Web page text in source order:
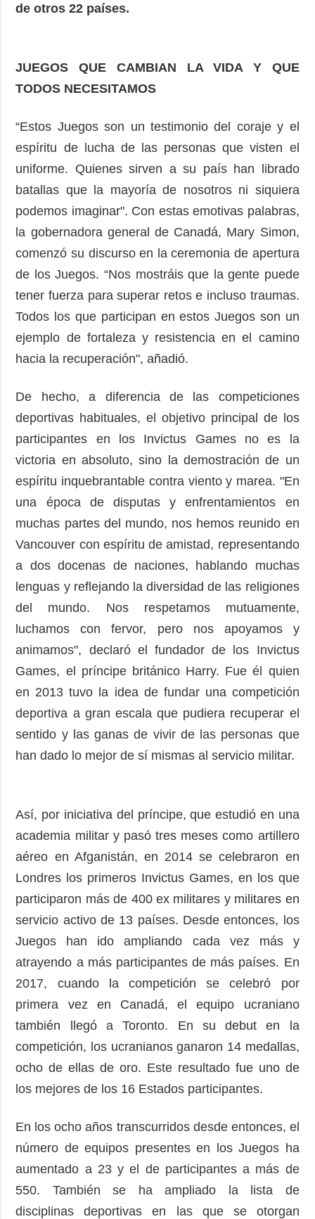
de otros 22 países.
JUEGOS QUE CAMBIAN LA VIDA Y QUE
TODOS NECESITAMOS
“Estos Juegos son un testimonio del coraje y el
espíritu de lucha de las personas que visten el
uniforme. Quienes sirven a su país han librado
batallas que la mayoría de nosotros ni siquiera
podemos imaginar". Con estas emotivas palabras,
la gobernadora general de Canadá, Mary Simon,
comenzó su discurso en la ceremonia de apertura
de los Juegos. “Nos mostráis que la gente puede
tener fuerza para superar retos e incluso traumas.
Todos los que participan en estos Juegos son un
ejemplo de fortaleza y resistencia en el camino
hacia la recuperación", añadió.
De hecho, a diferencia de las competiciones
deportivas habituales, el objetivo principal de los
participantes en los Invictus Games no es la
victoria en absoluto, sino la demostración de un
espíritu inquebrantable contra viento y marea. "En
una época de disputas y enfrentamientos en
muchas partes del mundo, nos hemos reunido en
Vancouver con espíritu de amistad, representando
a dos docenas de naciones, hablando muchas
lenguas y reflejando la diversidad de las religiones
del mundo. Nos respetamos mutuamente,
luchamos con fervor, pero nos apoyamos y
animamos", declaró el fundador de los Invictus
Games, el príncipe británico Harry. Fue él quien
en 2013 tuvo la idea de fundar una competición
deportiva a gran escala que pudiera recuperar el
sentido y las ganas de vivir de las personas que
han dado lo mejor de sí mismas al servicio militar.
Así, por iniciativa del príncipe, que estudió en una
academia militar y pasó tres meses como artillero
aéreo en Afganistán, en 2014 se celebraron en
Londres los primeros Invictus Games, en los que
participaron más de 400 ex militares y militares en
servicio activo de 13 países. Desde entonces, los
Juegos han ido ampliando cada vez más y
atrayendo a más participantes de más países. En
2017, cuando la competición se celebró por
primera vez en Canadá, el equipo ucraniano
también llegó a Toronto. En su debut en la
competición, los ucranianos ganaron 14 medallas,
ocho de ellas de oro. Este resultado fue uno de
los mejores de los 16 Estados participantes.
En los ocho años transcurridos desde entonces, el
número de equipos presentes en los Juegos ha
aumentado a 23 y el de participantes a más de
550. También se ha ampliado la lista de
disciplinas deportivas en las que se otorgan